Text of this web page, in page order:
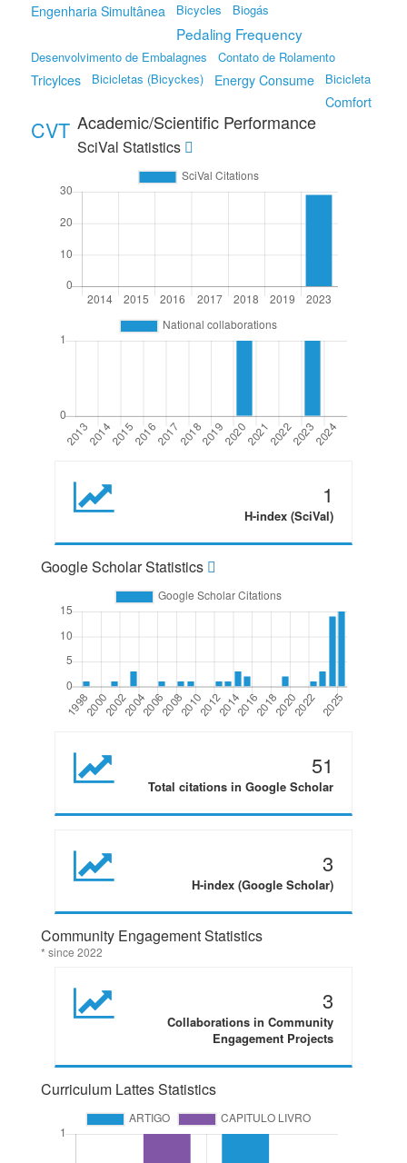
Engenharia Simultânea
Bicycles Biogás
Pedaling Frequency
Desenvolvimento de Embalagnes Contato de Rolamento
Tricylces Bicicletas (Bicyckes) Energy Consume Bicicleta
Comfort
CVT Academic/Scientific Performance
SciVal Statistics
1
H-index (SciVal)
Google Scholar Statistics
51
Total citations in Google Scholar
3
H-index (Google Scholar)
Community Engagement Statistics
* since 2022
3
Collaborations in Community
Engagement Projects
Curriculum Lattes Statistics